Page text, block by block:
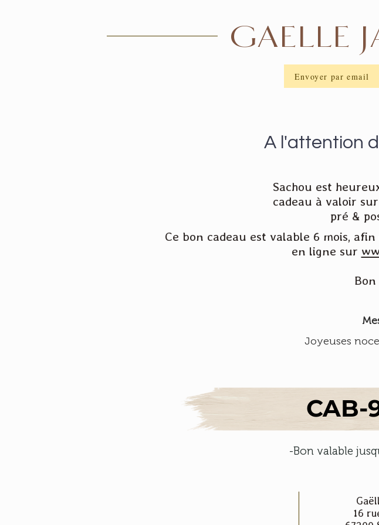
GAELLE
Envoyer par email
A l'attention
Sachou est
cadeau à valoir
pré &
Ce bon cadeau est valable 6 mois,
en ligne sur
Bon
Joyeuses
CAB-
-Bon valable
16